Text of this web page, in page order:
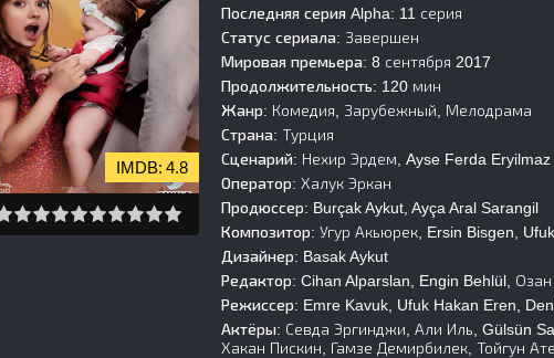
4.8
Последняя серия Alpha: 11 серия
Статус сериала: Завершен
Мировая премьера: 8 сентября 2017
Продолжительность: 120 мин
Жанр: Комедия, Зарубежный, Мелодрама
Страна: Турция
Сценарий: Нехир Эрдем, Ayse Ferda Eryilmaz
Оператор: Халук Эркан
Продюссер: Burçak Aykut, Ayça Aral Sarangil
Композитор: Угур Акьюрек, Ersin Bisgen,
Дизайнер: Basak Aykut
Редактор: Cihan Alparslan, Engin Behlül,
Режиссер: Emre Kavuk, Ufuk Hakan Eren,
Актёры: Севда Эргинджи, Али Иль, Gülsün
Хакан Пискин, Гамзе Демирбилек, Тойгун